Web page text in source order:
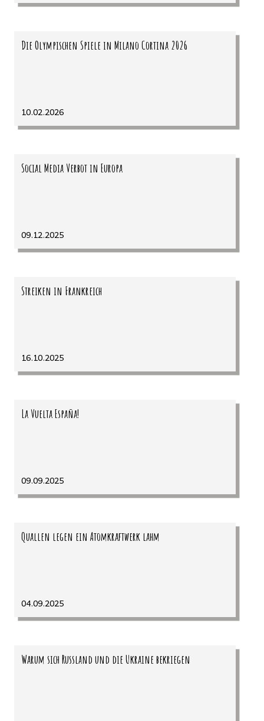
Die Olympischen Spiele in Milano Cortina 2026
10.02.2026
Social Media Verbot in Europa
09.12.2025
Streiken in Frankreich
16.10.2025
La Vuelta España!
09.09.2025
Quallen legen ein Atomkraftwerk lahm
04.09.2025
Warum sich Russland und die Ukraine bekriegen